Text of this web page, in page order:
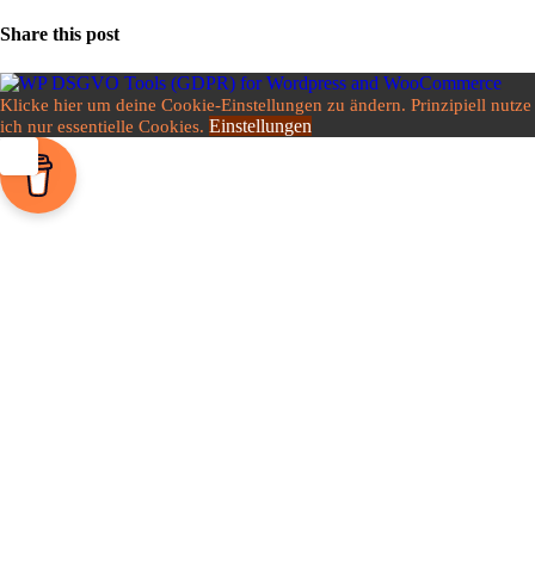
Share this post
Klicke hier um deine Cookie-Einstellungen zu ändern. Prinzipiell nutze
ich nur essentielle Cookies. Einstellungen